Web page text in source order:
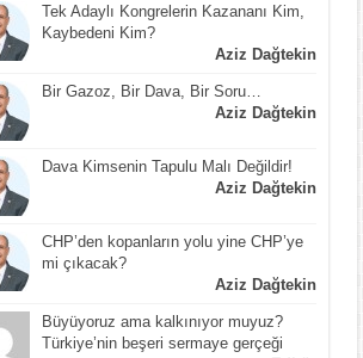
Tek Adaylı Kongrelerin Kazananı Kim,
Kaybedeni Kim?
Aziz Dağtekin
Bir Gazoz, Bir Dava, Bir Soru…
Aziz Dağtekin
Dava Kimsenin Tapulu Malı Değildir!
Aziz Dağtekin
CHP’den kopanların yolu yine CHP’ye
mi çıkacak?
Aziz Dağtekin
Büyüyoruz ama kalkınıyor muyuz?
Türkiye’nin beşeri sermaye gerçeği